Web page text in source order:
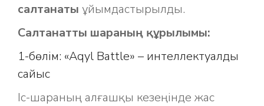
салтанаты ұйымдастырылды.
Салтанатты шараның құрылымы:
1-бөлім: «Aqyl Battle» – интеллектуалды
сайыс
Іс-шараның алғашқы кезеңінде жас